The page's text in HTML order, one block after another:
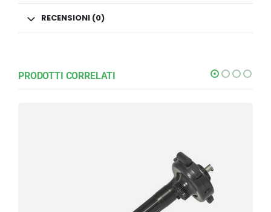
RECENSIONI (0)
PRODOTTI CORRELATI